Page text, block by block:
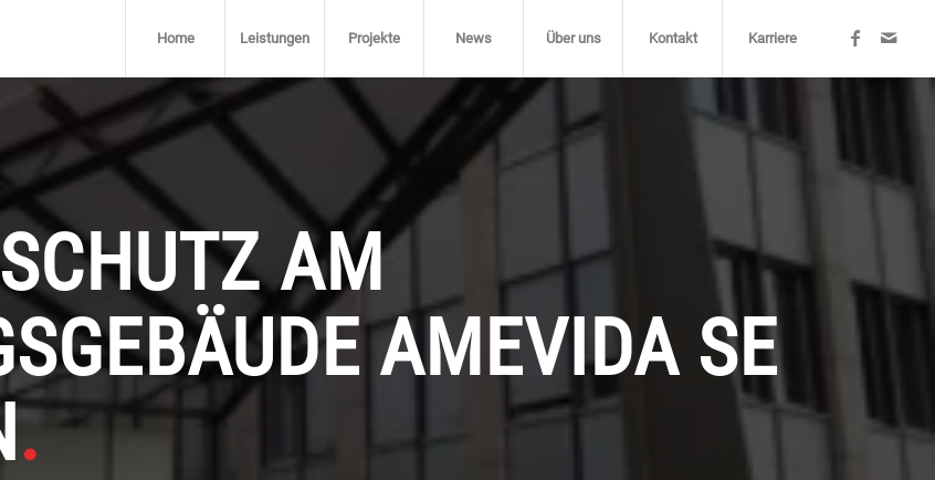
Home Leistungen Projekte News Über uns Kontakt Karriere
AM
AMEVIDA SE
.